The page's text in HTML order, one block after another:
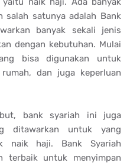
satunya adalah Bank
banyak sekali jenis
dengan kebutuhan. Mulai
bisa digunakan untuk
dan juga keperluan
bank syariah ini juga
ditawarkan untuk yang
naik haji. Bank Syariah
terbaik untuk menyimpan